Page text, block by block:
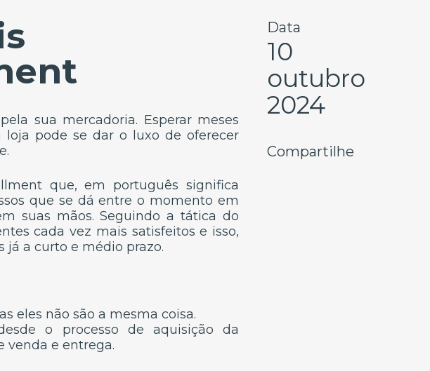
sua mercadoria. Esperar meses
pode se dar o luxo de oferecer
que, em português significa
que se dá entre o momento em
suas mãos. Seguindo a tática do
cada vez mais satisfeitos e isso,
já a curto e médio prazo.
eles não são a mesma coisa.
o processo de aquisição da
venda e entrega.
Data
10
outubro
2024
Compartilhe